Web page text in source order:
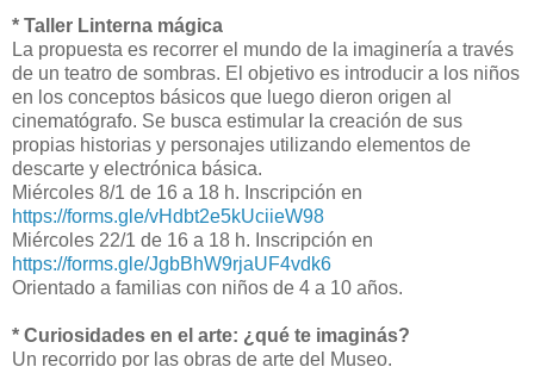
* Taller Linterna mágica
La propuesta es recorrer el mundo de la imaginería a través
de un teatro de sombras. El objetivo es introducir a los niños
en los conceptos básicos que luego dieron origen al
cinematógrafo. Se busca estimular la creación de sus
propias historias y personajes utilizando elementos de
descarte y electrónica básica.
Miércoles 8/1 de 16 a 18 h. Inscripción en
https://forms.gle/vHdbt2e5kUciieW98
Miércoles 22/1 de 16 a 18 h. Inscripción en
https://forms.gle/JgbBhW9rjaUF4vdk6
Orientado a familias con niños de 4 a 10 años.
* Curiosidades en el arte: ¿qué te imaginás?
Un recorrido por las obras de arte del Museo.